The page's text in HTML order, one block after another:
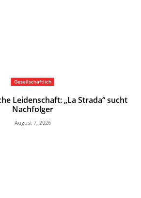
Gesellschaftlich
Leidenschaft: „La Strada“ sucht
Nachfolger
August 7, 2026